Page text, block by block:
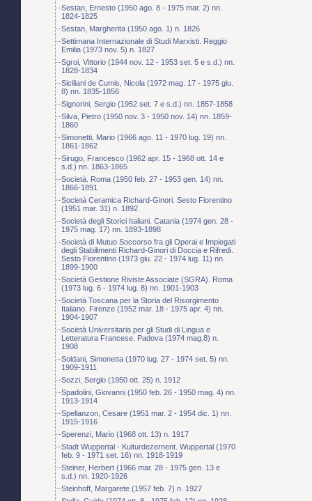
Sestan, Ernesto (1950 ago. 8 - 1975 mar. 2) nn.
1824-1825
Sestan, Margherita (1950 ago. 1) n. 1826
Settimana Internazionale di Studi Marxisti. Reggio
Emilia (1973 nov. 5) n. 1827
Sgroi, Vittorio (1944 nov. 12 - 1953 set. 5 e s.d.) nn.
1828-1834
Siciliani de Cumis, Nicola (1972 mag. 17 - 1975 giu.
8) nn. 1835-1856
Signorini, Sergio (1952 set. 7 e s.d.) nn. 1857-1858
Silva, Pietro (1950 nov. 3 - 1950 nov. 14) nn. 1859-
1860
Simonetti, Mario (1966 ago. 11 - 1970 lug. 19) nn.
1861-1862
Sirugo, Francesco (1962 apr. 15 - 1968 ott. 14 e
s.d.) nn. 1863-1865
Società. Roma (1950 feb. 27 - 1953 gen. 14) nn.
1866-1891
Società Ceramica Richard-Ginori. Sesto Fiorentino
(1951 mar. 31) n. 1892
Società degli Storici Italiani. Catania (1974 gen. 28 -
1975 mag. 17) nn. 1893-1898
Società di Mutuo Soccorso fra gli Operai e Impiegati
degli Stabilimenti Richard-Ginori di Doccia e Rifredi.
Sesto Fiorentino (1973 giu. 22 - 1974 lug. 11) nn.
1899-1900
Società Gestione Riviste Associate (SGRA). Roma
(1973 lug. 6 - 1974 lug. 8) nn. 1901-1903
Società Toscana per la Storia del Risorgimento
Italiano. Firenze (1952 mar. 18 - 1975 apr. 4) nn.
1904-1907
Società Universitaria per gli Studi di Lingua e
Letteratura Francese. Padova (1974 mag.8) n.
1908
Soldani, Simonetta (1970 lug. 27 - 1974 set. 5) nn.
1909-1911
Sozzi, Sergio (1950 ott. 25) n. 1912
Spadolini, Giovanni (1950 feb. 26 - 1950 mag. 4) nn.
1913-1914
Spellanzon, Cesare (1951 mar. 2 - 1954 dic. 1) nn.
1915-1916
Sperenzi, Mario (1968 ott. 13) n. 1917
Stadt Wuppertal - Kulturdezernent. Wuppertal (1970
feb. 9 - 1971 set. 16) nn. 1918-1919
Steiner, Herbert (1966 mar. 28 - 1975 gen. 13 e
s.d.) nn. 1920-1926
Steinhoff, Margarete (1957 feb. 7) n. 1927